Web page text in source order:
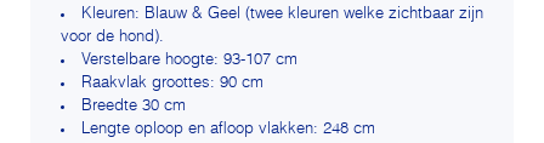
Kleuren: Blauw & Geel (twee kleuren welke zichtbaar zijn
voor de hond).
Verstelbare hoogte: 93-107 cm
Raakvlak groottes: 90 cm
Breedte 30 cm
Lengte oploop en afloop vlakken: 248 cm